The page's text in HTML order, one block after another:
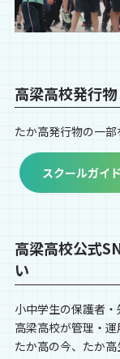
高梁高校発行物
たか高発行物の一部
スクールガイド
高梁高校公式
い
小中学生の保護者
高梁高校が管理・運
たか高の今、たか